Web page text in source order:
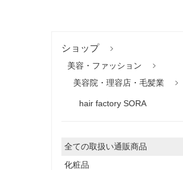
ショップ
美容・ファッション
美容院・理容店・毛髪業
hair factory SORA
全ての取扱い通販商品
化粧品